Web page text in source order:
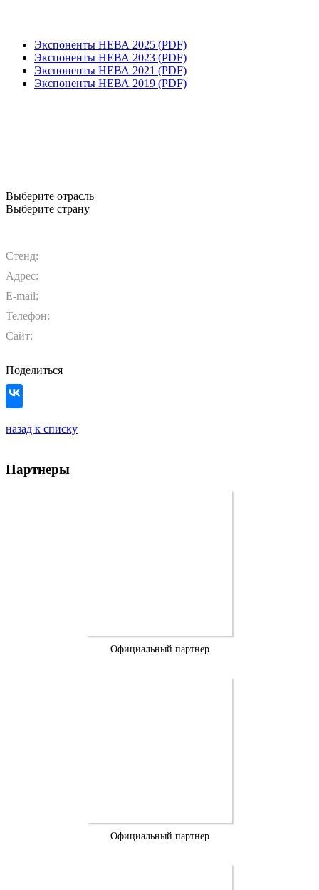
Экспоненты НЕВА 2025 (PDF)
Экспоненты НЕВА 2023 (PDF)
Экспоненты НЕВА 2021 (PDF)
Экспоненты НЕВА 2019 (PDF)
Выберите отрасль
Выберите страну
Стенд:
Адрес:
E-mail:
Телефон:
Сайт:
Поделиться
назад к списку
Партнеры
Официальный партнер
Официальный партнер